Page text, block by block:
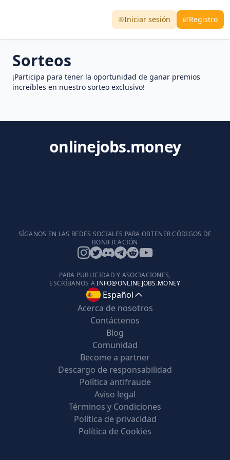
Iniciar sesión Registro
Sorteos
¡Participa para tener la oportunidad de ganar premios
increíbles en nuestro sorteo exclusivo!
onlinejobs.money
SÍGANOS EN LAS REDES SOCIALES PARA OBTENER CÓDIGOS DE
BONIFICACIÓN
PARA PUBLICIDAD Y ASOCIACIONES,
ESCRÍBANOS AINFO@ONLINEJOBS.MONEY
Español
Acerca de nosotros
Contáctenos
Blog
Comunidad
Become a partner
Descargo de responsabilidad
Política antifraude
Aviso legal
Términos y Condiciones
Política de privacidad
Política de Cookies